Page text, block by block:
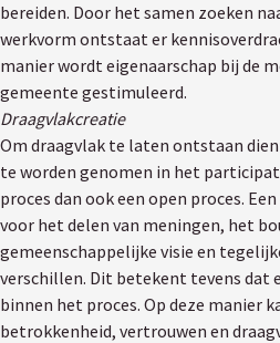
bereiden. Door het samen zoeken
werkvorm ontstaat er
manier wordt eigenaarschap bij de
gemeente gestimuleerd.
Draagvlakcreatie
Om draagvlak te laten ontstaan
te worden genomen in het
proces dan ook een open proces.
voor het delen van meningen, het
gemeenschappelijke visie en
verschillen. Dit betekent tevens dat
binnen het proces. Op deze manier
betrokkenheid, vertrouwen en